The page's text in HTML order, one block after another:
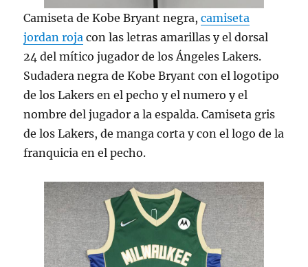
Camiseta de Kobe Bryant negra,camiseta
jordan roja con las letras amarillas y el dorsal
24 del mítico jugador de los Ángeles Lakers.
Sudadera negra de Kobe Bryant con el logotipo
de los Lakers en el pecho y el numero y el
nombre del jugador a la espalda. Camiseta gris
de los Lakers, de manga corta y con el logo de la
franquicia en el pecho.